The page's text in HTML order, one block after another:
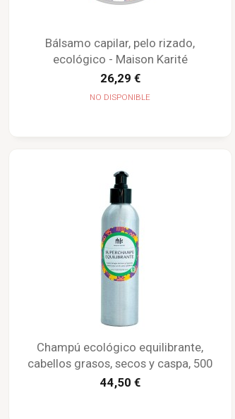
Bálsamo capilar, pelo rizado,
ecológico - Maison Karité
26,29 €
NO DISPONIBLE
Champú ecológico equilibrante,
cabellos grasos, secos y caspa, 500
ml - Maison Karité
44,50 €